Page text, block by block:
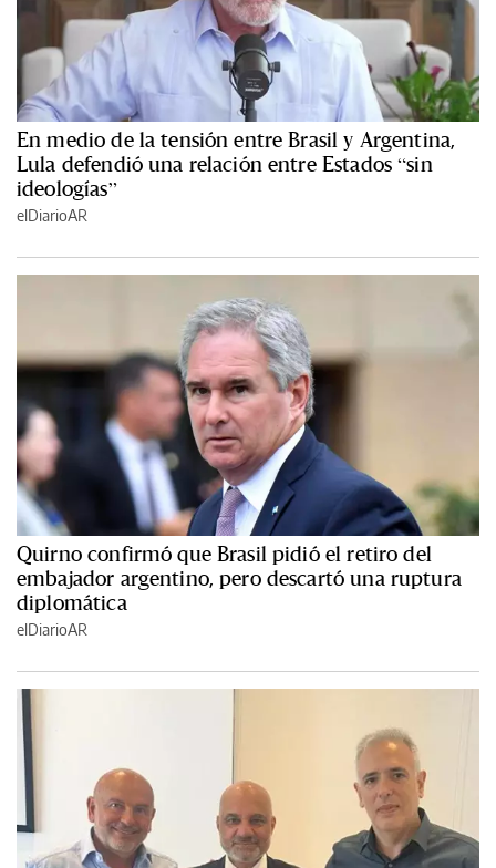
En medio de la tensión entre Brasil y Argentina,
Lula defendió una relación entre Estados “sin
ideologías”
elDiarioAR
Quirno confirmó que Brasil pidió el retiro del
embajador argentino, pero descartó una ruptura
diplomática
elDiarioAR